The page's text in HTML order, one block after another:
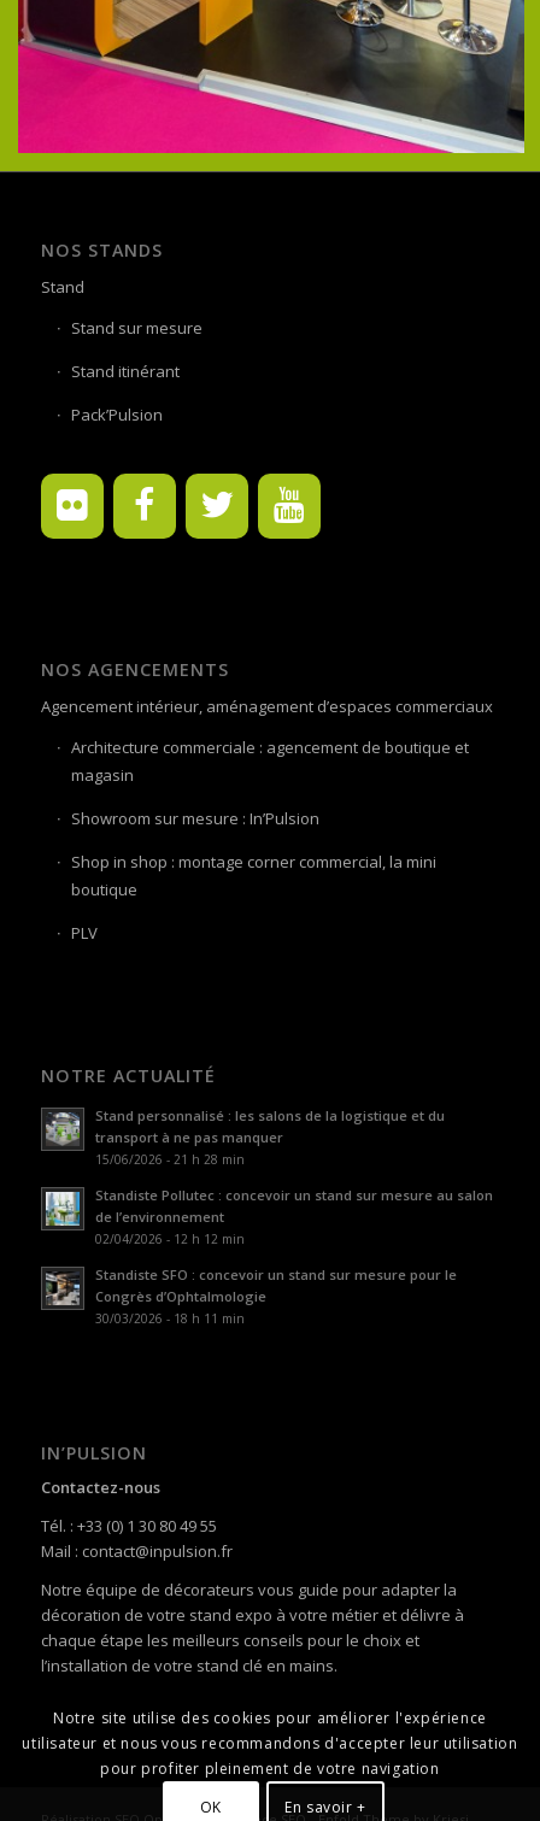
NOS STANDS
Stand
Stand sur mesure
Stand itinérant
Pack’Pulsion
NOS AGENCEMENTS
Agencement intérieur, aménagement d’espaces commerciaux
Architecture commerciale : agencement de boutique et
magasin
Showroom sur mesure : In’Pulsion
Shop in shop : montage corner commercial, la mini
boutique
PLV
NOTRE ACTUALITÉ
Stand personnalisé : les salons de la logistique et du
transport à ne pas manquer
15/06/2026 - 21 h 28 min
Standiste Pollutec : concevoir un stand sur mesure au salon
de l’environnement
02/04/2026 - 12 h 12 min
Standiste SFO : concevoir un stand sur mesure pour le
Congrès d’Ophtalmologie
30/03/2026 - 18 h 11 min
IN’PULSION
Contactez-nous
Tél. : +33 (0) 1 30 80 49 55
Mail : contact@inpulsion.fr
Notre équipe de décorateurs vous guide pour adapter la
décoration de votre stand expo à votre métier et délivre à
chaque étape les meilleurs conseils pour le choix et
l’installation de votre stand clé en mains.
Notre site utilise des cookies pour améliorer l'expérience
utilisateur et nous vous recommandons d'accepter leur utilisation
pour profiter pleinement de votre navigation
OK
En savoir +